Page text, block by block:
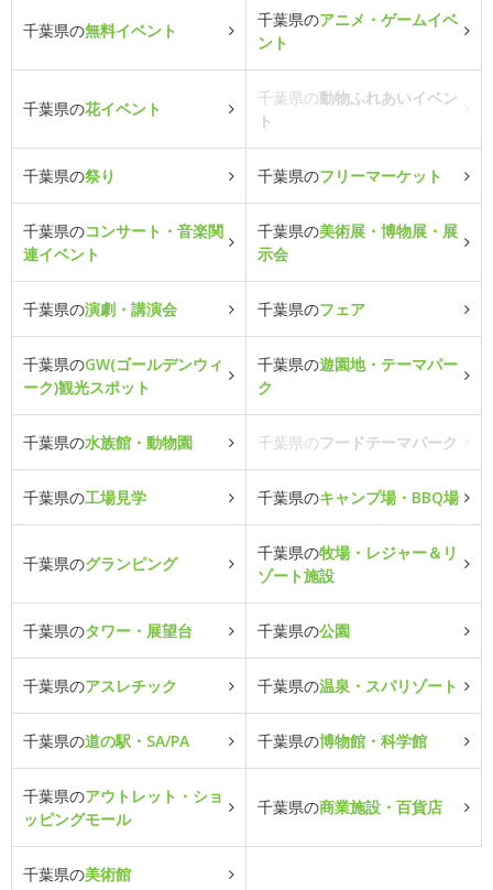
千葉県の無料イベント
千葉県のアニメ・ゲームイベ
ント
千葉県の花イベント
千葉県の動物ふれあいイベン
ト
千葉県の祭り 千葉県のフリーマーケット
千葉県のコンサート・音楽関
連イベント
千葉県の美術展・博物展・展
示会
千葉県の演劇・講演会 千葉県のフェア
千葉県のGW(ゴールデンウィ
ーク)観光スポット
千葉県の遊園地・テーマパー
ク
千葉県の水族館・動物園 千葉県のフードテーマパーク
千葉県の工場見学 千葉県のキャンプ場・BBQ場
千葉県のグランピング
千葉県の牧場・レジャー＆リ
ゾート施設
千葉県のタワー・展望台 千葉県の公園
千葉県のアスレチック 千葉県の温泉・スパリゾート
千葉県の道の駅・SA/PA 千葉県の博物館・科学館
千葉県のアウトレット・ショ
ッピングモール
千葉県の商業施設・百貨店
千葉県の美術館